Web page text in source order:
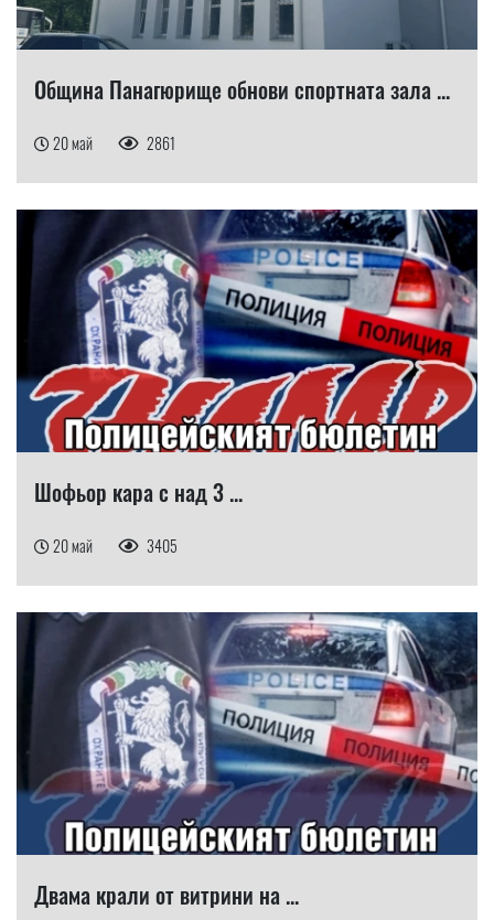
Община Панагюрище обнови спортната зала ...
20 май 2861
Шофьор кара с над 3 ...
20 май 3405
Двама крали от витрини на ...